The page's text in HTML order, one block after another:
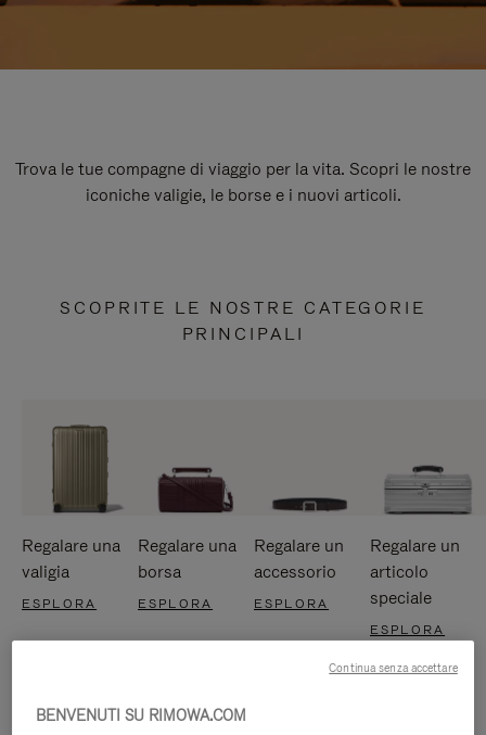
Trova le tue compagne di viaggio per la vita. Scopri le nostre
iconiche valigie, le borse e i nuovi articoli.
SCOPRITE LE NOSTRE CATEGORIE
PRINCIPALI
Regalare una
valigia
ESPLORA
Regalare una
borsa
ESPLORA
Regalare un
accessorio
ESPLORA
Regalare un
articolo
speciale
ESPLORA
BENVENUTI SU RIMOWA.COM
Continua senza accettare